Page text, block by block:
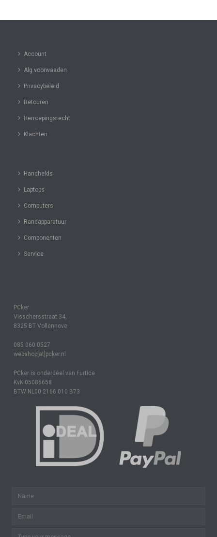
Account
Alg.voorwaaden
Privacybeleid
Retouren
Herroepingsrecht
Klachten
Handhelds
Laptops
Computers
Randapparatuur
Componenten
Service
PCker
Visschersstraat 34,
8325 BT Vollenhove
085 060 0527
webshop[at]pcker.nl
PCker is onderdeel van Furtice
KvK 05086658
BTW NL00 2166 010 B73